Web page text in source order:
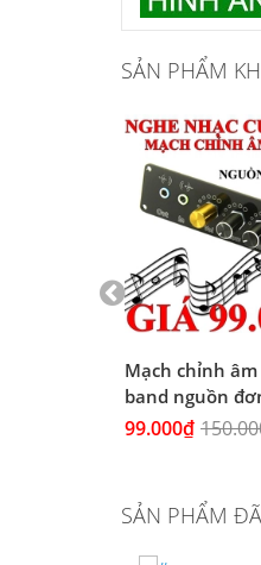
SẢN PHẨM
Mạch chỉnh âm
band nguồn
99.000₫
SẢN PHẨM